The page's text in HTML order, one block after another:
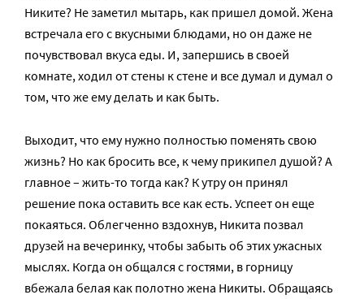
Никите? Не заметил мытарь, как пришел домой. Жена
встречала его с вкусными блюдами, но он даже не
почувствовал вкуса еды. И, запершись в своей
комнате, ходил от стены к стене и все думал и думал о
том, что же ему делать и как быть.
Выходит, что ему нужно полностью поменять свою
жизнь? Но как бросить все, к чему прикипел душой? А
главное – жить-то тогда как? К утру он принял
решение пока оставить все как есть. Успеет он еще
покаяться. Облегченно вздохнув, Никита позвал
друзей на вечеринку, чтобы забыть об этих ужасных
мыслях. Когда он общался с гостями, в горницу
вбежала белая как полотно жена Никиты. Обращаясь